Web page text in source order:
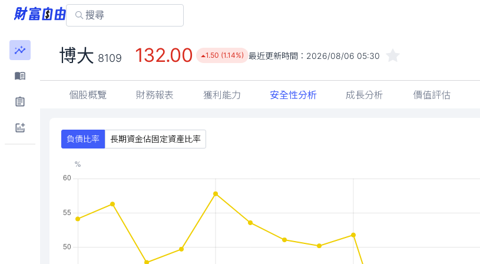
博大 8109 132.00 1.50 (1.14%) 最近更新時間： 2026/08/06 05:30
個股概覽 財務報表 獲利能力 安全性分析 成長分析 價值評估
負債比率 長期資金佔固定資產比率